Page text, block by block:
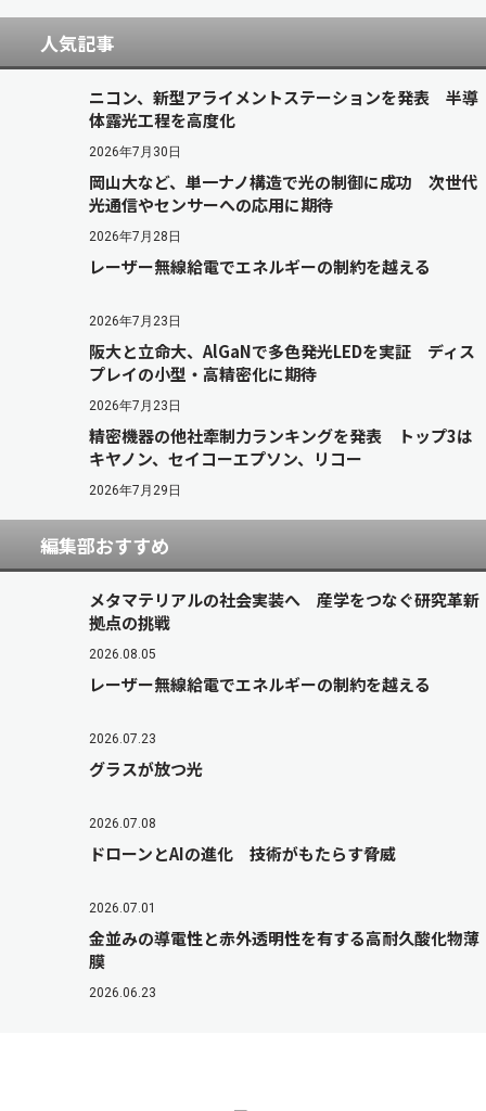
人気記事
ニコン、新型アライメントステーションを発表 半導
体露光工程を高度化
2026年7月30日
岡山大など、単一ナノ構造で光の制御に成功 次世代
光通信やセンサーへの応用に期待
2026年7月28日
レーザー無線給電でエネルギーの制約を越える
2026年7月23日
阪大と立命大、AlGaNで多色発光LEDを実証 ディス
プレイの小型・高精密化に期待
2026年7月23日
精密機器の他社牽制力ランキングを発表 トップ3は
キヤノン、セイコーエプソン、リコー
2026年7月29日
編集部おすすめ
メタマテリアルの社会実装へ 産学をつなぐ研究革新
拠点の挑戦
2026.08.05
レーザー無線給電でエネルギーの制約を越える
2026.07.23
グラスが放つ光
2026.07.08
ドローンとAIの進化 技術がもたらす脅威
2026.07.01
金並みの導電性と赤外透明性を有する高耐久酸化物薄
膜
2026.06.23